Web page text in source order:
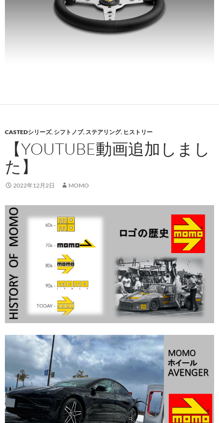
CASTEDシリーズ, シフトノブ, ステアリング, ヒストリー
【YOUTUBE動画追加しまし
た】
2022年12月2日 MOMO